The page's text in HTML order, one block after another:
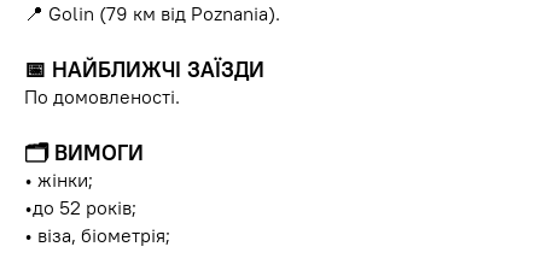
📍 Golin (79 км від Poznania).
📅 НАЙБЛИЖЧІ ЗАЇЗДИ
По домовленості.
🗂 ВИМОГИ
• жінки;
•до 52 років;
• віза, біометрія;